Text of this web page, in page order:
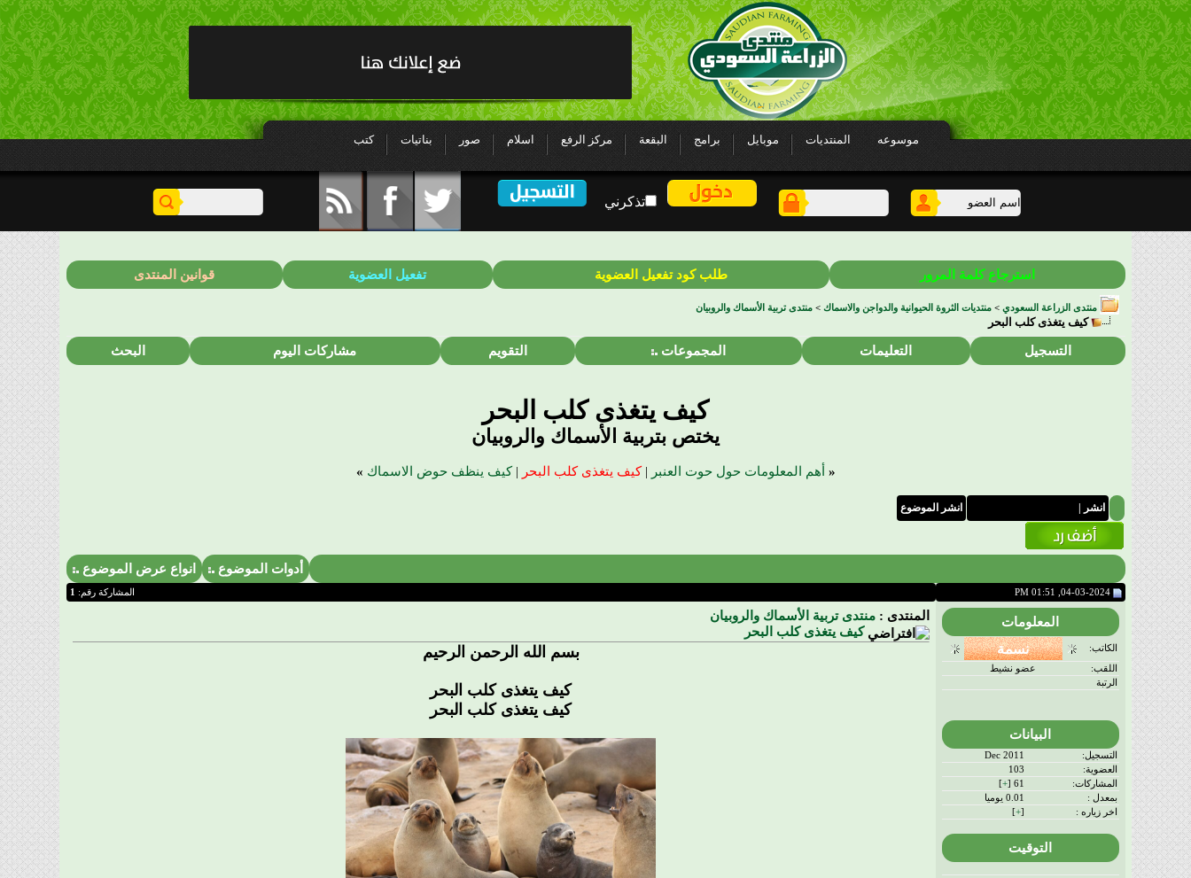
موسوعه المنتديات موبايل برامج البقعة مركز الرفع اسلام صور بناتيات كتب
تذكرني
استرجاع كلمة المرور طلب كود تفعيل العضوية تفعيل العضوية قوانين المنتدى
منتدى الزراعة السعودي >منتديات الثروة الحيوانية والدواجن والاسماك >منتدى تربية الأسماك والروبيان
كيف يتغذى كلب البحر
التسجيل التعليمات المجموعات التقويم مشاركات اليوم البحث
كيف يتغذى كلب البحر
يختص بتربية الأسماك والروبيان
« أهم المعلومات حول حوت العنبر |كيف يتغذى كلب البحر |كيف ينظف حوض الاسماك »
انشر انشر الموضوع
أدوات الموضوع انواع عرض الموضوع
04-03-2024, 01:51 PM المشاركة رقم: 1
المعلومات
الكاتب:
اللقب:
عضو نشيط
الرتبة
البيانات
التسجيل:
Dec 2011
العضوية:
103
المشاركات:
61 [
+
]
بمعدل :
0.01 يوميا
اخر زياره :
[
+
]
التوقيت
المنتدى :منتدى تربية الأسماك والروبيان
كيف يتغذى كلب البحر
بسم الله الرحمن الرحيم
كيف يتغذى كلب البحر
كيف يتغذى كلب البحر